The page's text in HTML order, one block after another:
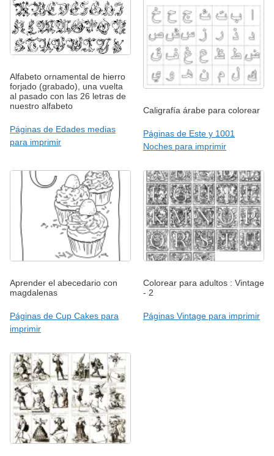
Alfabeto ornamental de hierro
forjado (grabado), una vuelta
al pasado con las 26 letras de
nuestro alfabeto
Páginas de Edades medias
para imprimir
Caligrafía árabe para colorear
Páginas de Este y 1001
Noches para imprimir
Aprender el abecedario con
magdalenas
Páginas de Cup Cakes para
imprimir
Colorear para adultos : Vintage
- 2
Páginas Vintage para imprimir